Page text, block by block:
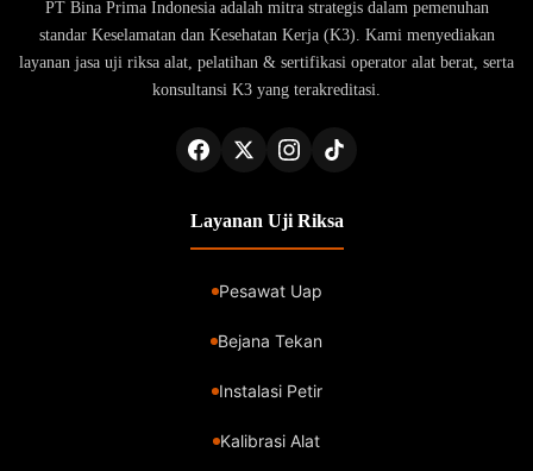
PT Bina Prima Indonesia adalah mitra strategis dalam pemenuhan
standar Keselamatan dan Kesehatan Kerja (K3). Kami menyediakan
layanan jasa uji riksa alat, pelatihan & sertifikasi operator alat berat, serta
konsultansi K3 yang terakreditasi.
Layanan Uji Riksa
Pesawat Uap
Bejana Tekan
Instalasi Petir
Kalibrasi Alat